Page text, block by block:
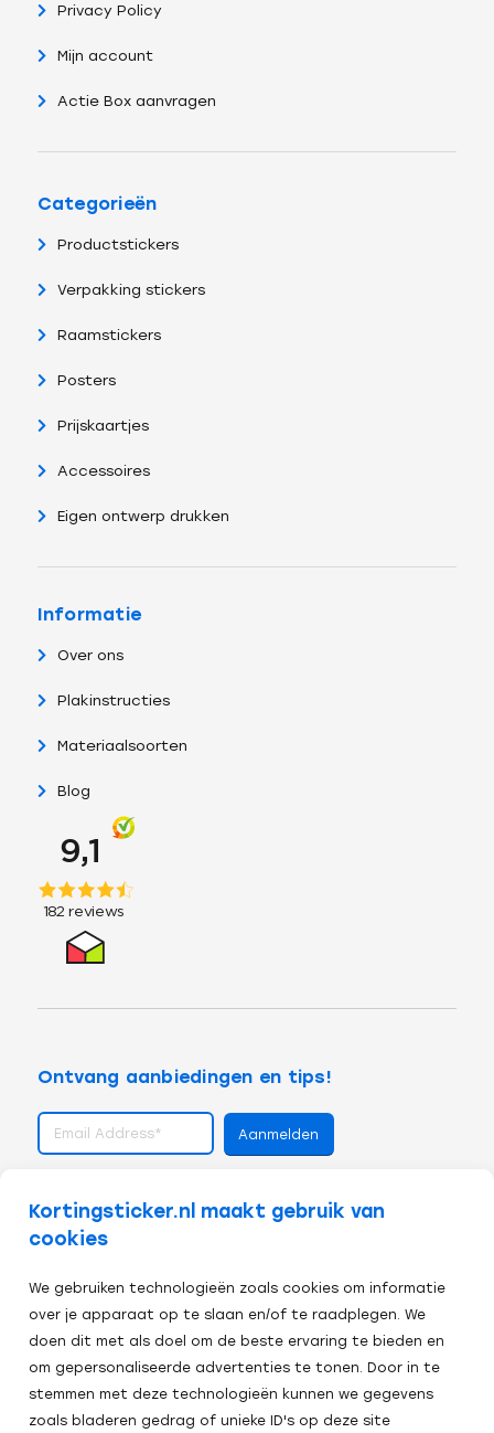
Kortingsticker.nl maakt gebruik van
cookies
We gebruiken technologieën zoals cookies om informatie
over je apparaat op te slaan en/of te raadplegen. We
doen dit met als doel om de beste ervaring te bieden en
om gepersonaliseerde advertenties te tonen. Door in te
stemmen met deze technologieën kunnen we gegevens
zoals bladeren gedrag of unieke ID's op deze site
Privacy Policy
Mijn account
Actie Box aanvragen
Categorieën
Productstickers
Verpakking stickers
Raamstickers
Posters
Prijskaartjes
Accessoires
Eigen ontwerp drukken
Informatie
Over ons
Plakinstructies
Materiaalsoorten
Blog
Ontvang aanbiedingen en tips!